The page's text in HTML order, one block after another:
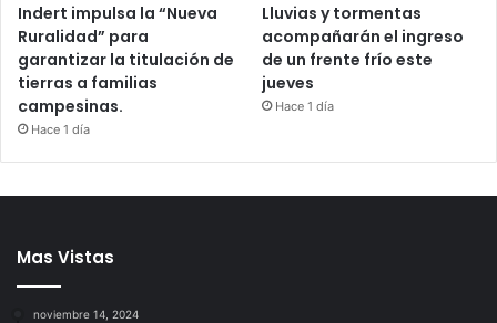
Indert impulsa la “Nueva
Ruralidad” para
garantizar la titulación de
tierras a familias
campesinas.
Hace 1 día
Lluvias y tormentas
acompañarán el ingreso
de un frente frío este
jueves
Hace 1 día
Mas Vistas
noviembre 14, 2024